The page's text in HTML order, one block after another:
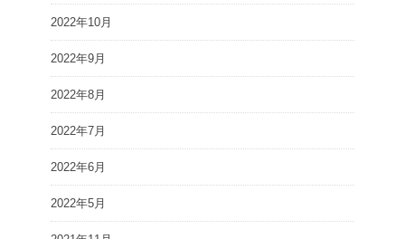
2022年10月
2022年9月
2022年8月
2022年7月
2022年6月
2022年5月